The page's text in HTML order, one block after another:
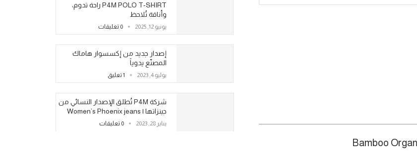
P4M POLO T-SHIRT راحة تدوم،
وأناقة تُلاحظ
يونيو 12, 2025 0 تعليقات
إصدار جديد من إكسسوار هاماك
المصنّع يدوياً
يوليو 4, 2023 1 تعليق
شركة P4M تُطلق الإصدار النسائي من
جينزاتها | Women’s Phoenix jeans
يناير 28, 2023 0 تعليقات